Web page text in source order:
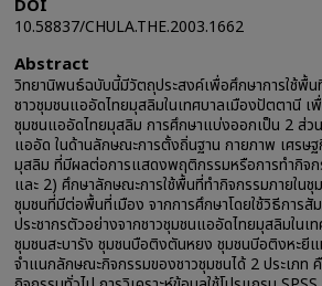
DOI
10.58837/CHULA.THE.2003.1662
Abstract
วิทยานิพนธ์ฉบับนี้มีวัตถุประสงค์เพื่อศึกษาการใช้พื้น
ชาวชุมชนแออัดไทยมุสลิมในเทศบาลเมืองปัตตานี
ชุมชนแออัดไทยมุสลิม การศึกษาแบ่งออกเป็น 2 ส่
แออัด ในด้านลักษณะการตั้งถิ่นฐาน กายภาพ เศรษ
มุสลิม ที่มีผลต่อการแสดงพฤติกรรมหรือการทำกิจ
และ 2) ศึกษาลักษณะการใช้พื้นที่ทำกิจกรรมภายใน
ชุมชนที่มีต่อพื้นที่เมือง จากการศึกษาโดยใช้วิธีการ
ประชากรตัวอย่างจากชาวชุมชนแออัดไทยมุสลิมใน
ชุมชนสะบารัง ชุมชนบือติงตันหยง ชุมชนบีอติงหะยี
จำแนกลักษณะกิจกรรมของชาวชุมชนได้ 2 ประเภท